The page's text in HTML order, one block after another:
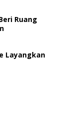
Ruang
Layangkan